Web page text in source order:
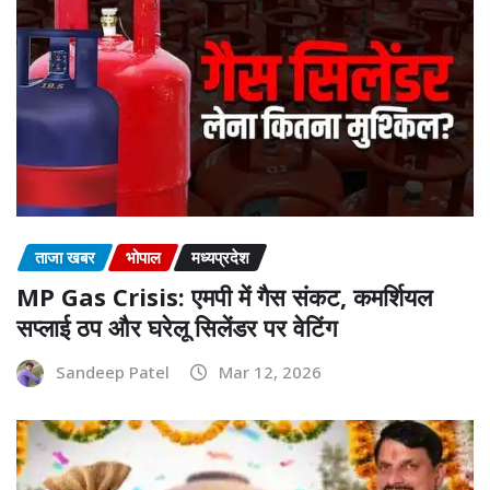
ताजा खबर भोपाल मध्यप्रदेश
MP Gas Crisis: एमपी में गैस संकट, कमर्शियल
सप्लाई ठप और घरेलू सिलेंडर पर वेटिंग
Sandeep Patel Mar 12, 2026